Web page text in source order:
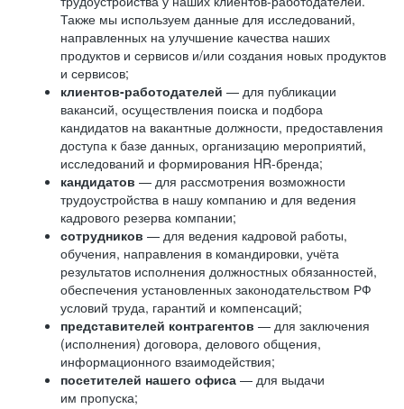
Также мы используем данные для исследований,
направленных на улучшение качества наших
продуктов и сервисов и/или создания новых продуктов
и сервисов;
клиентов-работодателей — для публикации
вакансий, осуществления поиска и подбора
кандидатов на вакантные должности, предоставления
доступа к базе данных, организацию мероприятий,
исследований и формирования HR-бренда;
кандидатов — для рассмотрения возможности
трудоустройства в нашу компанию и для ведения
кадрового резерва компании;
сотрудников — для ведения кадровой работы,
обучения, направления в командировки, учёта
результатов исполнения должностных обязанностей,
обеспечения установленных законодательством РФ
условий труда, гарантий и компенсаций;
представителей контрагентов — для заключения
(исполнения) договора, делового общения,
информационного взаимодействия;
посетителей нашего офиса — для выдачи
им пропуска;